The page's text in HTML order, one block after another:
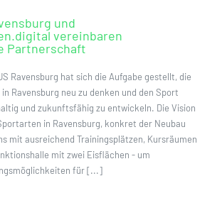
und
vereinbaren
Partnerschaft
Ravensburg hat sich die Aufgabe gestellt, die
Ravensburg neu zu denken und den Sport
und zukunftsfähig zu entwickeln. Die Vision
in Ravensburg, konkret der Neubau
mit ausreichend Trainingsplätzen, Kursräumen
mit zwei Eisflächen - um
für [...]